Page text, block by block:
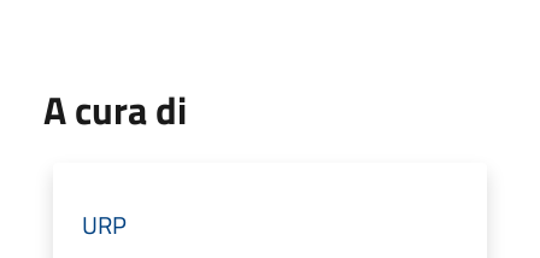
A cura di
URP